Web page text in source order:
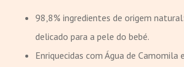
98,8% ingredientes de origem
delicado para a pele do bebé.
Enriquecidas com Água de Camomila